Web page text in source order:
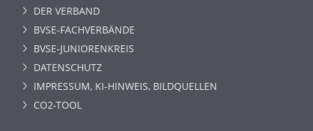
DER VERBAND
BVSE-FACHVERBÄNDE
BVSE-JUNIORENKREIS
DATENSCHUTZ
IMPRESSUM, KI-HINWEIS, BILDQUELLEN
CO2-TOOL